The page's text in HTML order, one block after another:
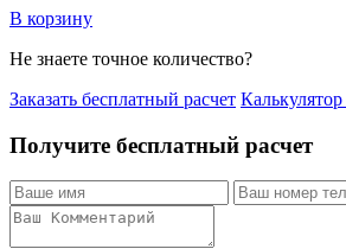
В корзину
Не знаете точное количество?
Заказать бесплатный расчет
Получите бесплатный расчет